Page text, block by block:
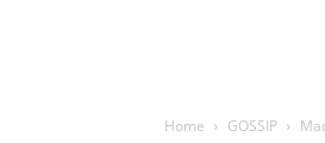
Home GOSSIP